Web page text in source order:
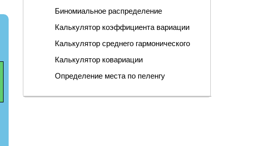
Биномиальное распределение
Калькулятор коэффициента вариации
Калькулятор среднего гармонического
Калькулятор ковариации
Определение места по пеленгу